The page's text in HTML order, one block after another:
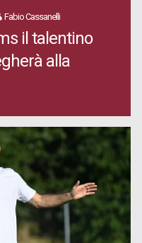
Fabio Cassanelli
il talentino
alla